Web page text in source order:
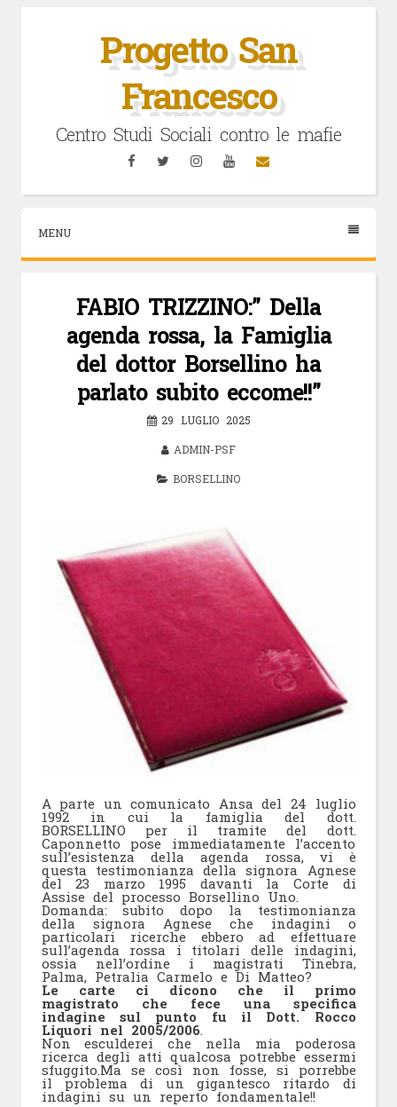
Progetto San
Francesco
Centro Studi Sociali contro le mafie
FacebookTwitterInstagramYouTubeEmail
MENU
FABIO TRIZZINO:” Della
agenda rossa, la Famiglia
del dottor Borsellino ha
parlato subito eccome!!”
29 LUGLIO 2025
ADMIN-PSF
BORSELLINO
A parte un comunicato Ansa del 24 luglio
1992 in cui la famiglia del dott.
BORSELLINO per il tramite del dott.
Caponnetto pose immediatamente l’accento
sull’esistenza della agenda rossa, vi è
questa testimonianza della signora Agnese
del 23 marzo 1995 davanti la Corte di
Assise del processo Borsellino Uno.
Domanda: subito dopo la testimonianza
della signora Agnese che indagini o
particolari ricerche ebbero ad effettuare
sull’agenda rossa i titolari delle indagini,
ossia nell’ordine i magistrati Tinebra,
Palma, Petralia Carmelo e Di Matteo?
Le carte ci dicono che il primo
magistrato che fece una specifica
indagine sul punto fu il Dott. Rocco
Liquori nel 2005/2006.
Non esculderei che nella mia poderosa
ricerca degli atti qualcosa potrebbe essermi
sfuggito.Ma se così non fosse, si porrebbe
il problema di un gigantesco ritardo di
indagini su un reperto fondamentale!!